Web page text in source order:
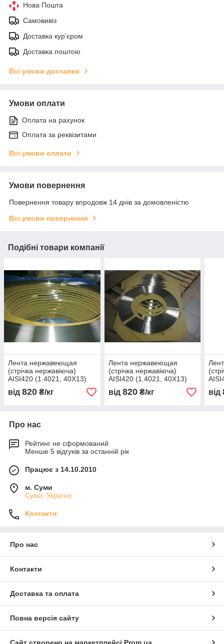
Нова Пошта
Самовивіз
Доставка кур'єром
Доставка поштою
Всі умови доставки
Умови оплати
Оплата на рахунок
Оплата за реквізитами
Всі умови оплати
Умови повернення
Повернення товару впродовж 14 днів за домовленістю
Всі умови повернення
Подібні товари компанії
Лента нержавеющая
(стрічка нержавіюча)
AISI420 (1.4021, 40Х13)
мякгая 400 х 0,29
від 820 ₴/кг
Лента нержавеющая
(стрічка нержавіюча)
AISI420 (1.4021, 40Х13)
мякгая 400 х 0,30
від 820₴/кг від
Про нас
Рейтинг не сформований
Менше 5 відгуків за останній рік
Працює з 14.10.2010
м. Суми
Суми, Україна
Контакти
Про нас
Контакти
Доставка та оплата
Повна версія сайту